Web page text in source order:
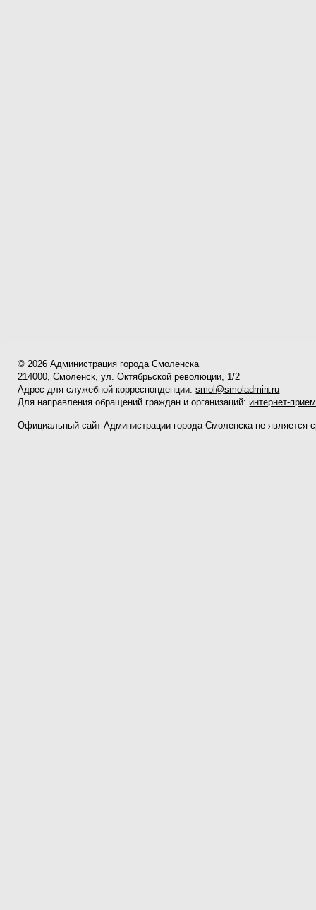
© 2026 Администрация города Смоленска
214000, Смоленск,ул. Октябрьской революции, 1/2
Адрес для служебной корреспонденции:smol@smoladmin.ru
Для направления обращений граждан и организаций: интернет-
Официальный сайт Администрации города Смоленска не является